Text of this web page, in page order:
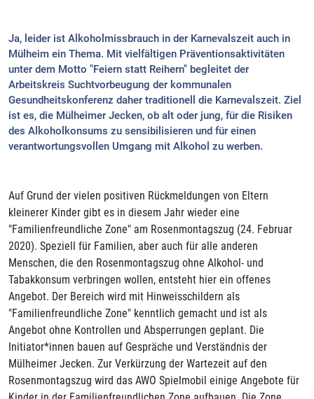
Ja, leider ist Alkoholmissbrauch in der Karnevalszeit auch in
Mülheim ein Thema. Mit vielfältigen Präventionsaktivitäten
unter dem Motto "Feiern statt Reihern" begleitet der
Arbeitskreis Suchtvorbeugung der kommunalen
Gesundheitskonferenz daher traditionell die Karnevalszeit. Ziel
ist es, die Mülheimer Jecken, ob alt oder jung, für die Risiken
des Alkoholkonsums zu sensibilisieren und für einen
verantwortungsvollen Umgang mit Alkohol zu werben.
Auf Grund der vielen positiven Rückmeldungen von Eltern
kleinerer Kinder gibt es in diesem Jahr wieder eine
"Familienfreundliche Zone" am Rosenmontagszug (24. Februar
2020). Speziell für Familien, aber auch für alle anderen
Menschen, die den Rosenmontagszug ohne Alkohol- und
Tabakkonsum verbringen wollen, entsteht hier ein offenes
Angebot. Der Bereich wird mit Hinweisschildern als
"Familienfreundliche Zone" kenntlich gemacht und ist als
Angebot ohne Kontrollen und Absperrungen geplant. Die
Initiator*innen bauen auf Gespräche und Verständnis der
Mülheimer Jecken. Zur Verkürzung der Wartezeit auf den
Rosenmontagszug wird das AWO Spielmobil einige Angebote für